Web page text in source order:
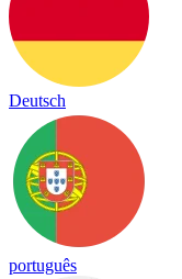
Deutsch
português